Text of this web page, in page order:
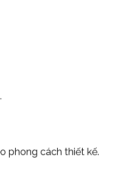
phong cách thiết kế.